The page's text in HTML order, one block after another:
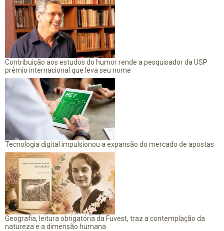
Contribuição aos estudos do humor rende a pesquisador da USP
prêmio internacional que leva seu nome
Tecnologia digital impulsionou a expansão do mercado de apostas
Geografia, leitura obrigatória da Fuvest, traz a contemplação da
natureza e a dimensão humana